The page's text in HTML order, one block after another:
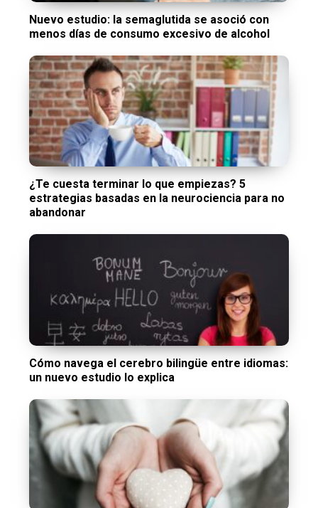
Nuevo estudio: la semaglutida se asoció con
menos días de consumo excesivo de alcohol
¿Te cuesta terminar lo que empiezas? 5
estrategias basadas en la neurociencia para no
abandonar
Cómo navega el cerebro bilingüe entre idiomas:
un nuevo estudio lo explica